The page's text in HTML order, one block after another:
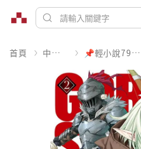
首頁 中文書 📌輕小說79折起